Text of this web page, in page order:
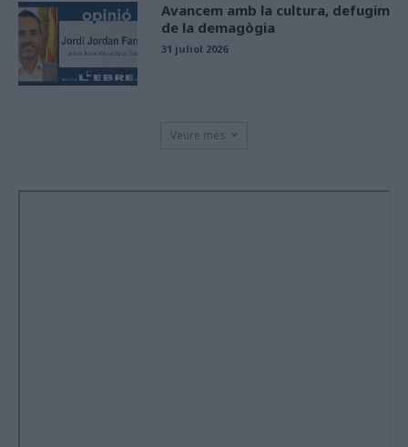
Avancem amb la cultura, defugim
de la demagògia
31 juliol 2026
Veure més